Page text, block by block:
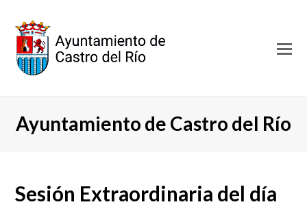
Ayuntamiento de Castro del Río
Sesión Extraordinaria del día